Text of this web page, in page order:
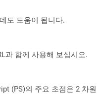
도 도움이 됩니다.
과 함께 사용해 보십시오.
(PS)의 주요 초점은 2 차